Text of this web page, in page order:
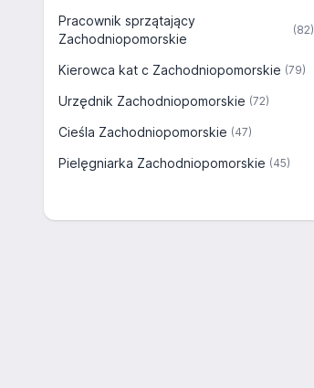
Pracownik sprzątający
Zachodniopomorskie
(82)
Kierowca kat c Zachodniopomorskie (79)
Urzędnik Zachodniopomorskie (72)
Cieśla Zachodniopomorskie (47)
Pielęgniarka Zachodniopomorskie (45)